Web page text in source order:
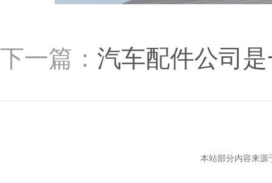
下一篇： 汽车配件公司
本站部分内容来源